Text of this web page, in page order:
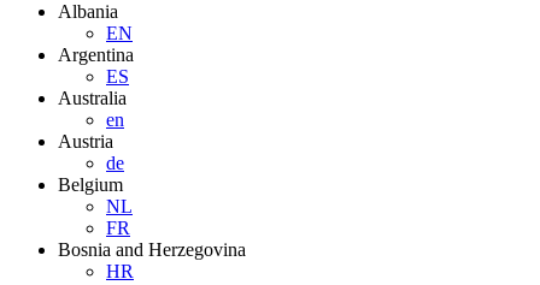
Albania
EN
Argentina
ES
Australia
en
Austria
de
Belgium
NL
FR
Bosnia and Herzegovina
HR